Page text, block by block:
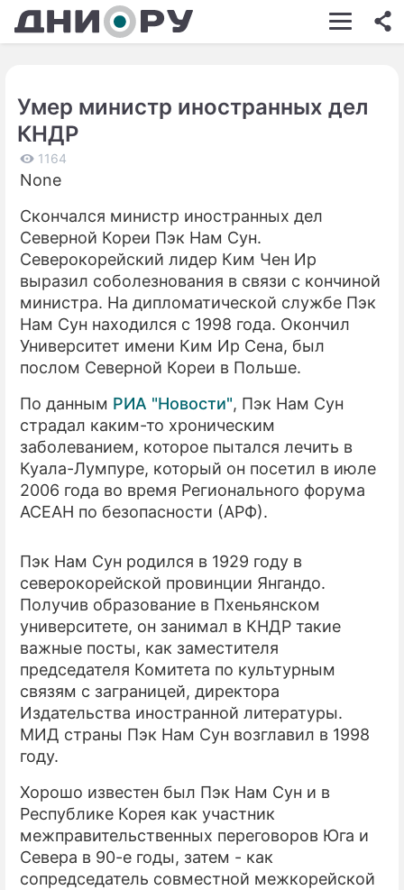
ШОУ-БИЗНЕС
КИНО
ЭКОНОМИКА
ПРОИСШЕСТВИЯ
СОННИК
СТИЛЬ ЖИЗНИ
СЕРИАЛЫ
ИГРЫ
О ПРОЕКТЕ
Умер министр иностранных дел
КНДР
1164
None
Скончался министр иностранных дел
Северной Кореи Пэк Нам Сун.
Северокорейский лидер Ким Чен Ир
выразил соболезнования в связи с кончиной
министра. На дипломатической службе Пэк
Нам Сун находился с 1998 года. Окончил
Университет имени Ким Ир Сена, был
послом Северной Кореи в Польше.
По данным РИА "Новости", Пэк Нам Сун
страдал каким-то хроническим
заболеванием, которое пытался лечить в
Куала-Лумпуре, который он посетил в июле
2006 года во время Регионального форума
АСЕАН по безопасности (АРФ).
Пэк Нам Сун родился в 1929 году в
северокорейской провинции Янгандо.
Получив образование в Пхеньянском
университете, он занимал в КНДР такие
важные посты, как заместителя
председателя Комитета по культурным
связям с заграницей, директора
Издательства иностранной литературы.
МИД страны Пэк Нам Сун возглавил в 1998
году.
Хорошо известен был Пэк Нам Сун и в
Республике Корея как участник
межправительственных переговоров Юга и
Севера в 90-е годы, затем - как
сопредседатель совместной межкорейской